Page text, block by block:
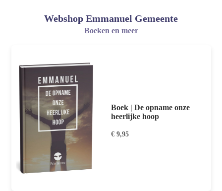
Webshop Emmanuel Gemeente
Boeken en meer
Boek | De opname onze
heerlijke hoop
€ 9,95